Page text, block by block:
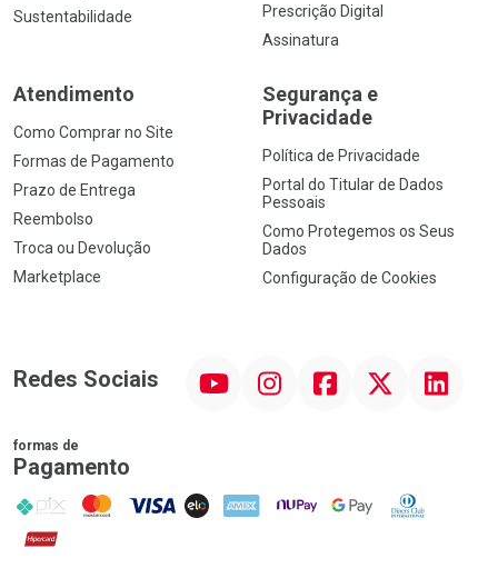
Sustentabilidade
Prescrição Digital
Assinatura
Atendimento
Como Comprar no Site
Formas de Pagamento
Prazo de Entrega
Reembolso
Troca ou Devolução
Marketplace
Segurança e
Privacidade
Política de Privacidade
Portal do Titular de Dados
Pessoais
Como Protegemos os Seus
Dados
Configuração de Cookies
Redes Sociais InstagramFacebook Linkedin
formas de
Pagamento
PIX MasterCard
VISA ELO AMEX NuPay Google PayDiners Club
Hipercard